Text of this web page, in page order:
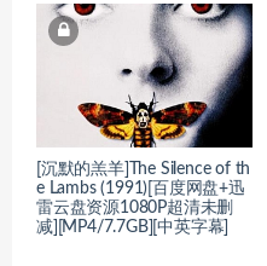
[沉默的羔羊]The Silence of th
e Lambs (1991)[百度网盘+迅
雷云盘资源1080P超清未删
减][MP4/7.7GB][中英字幕]